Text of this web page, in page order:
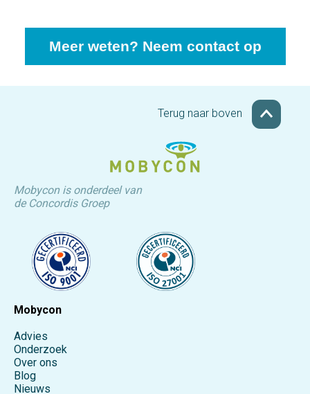
Meer weten? Neem contact op
Terug naar boven
Mobycon is onderdeel van
de Concordis Groep
Mobycon
Advies
Onderzoek
Over ons
Blog
Nieuws